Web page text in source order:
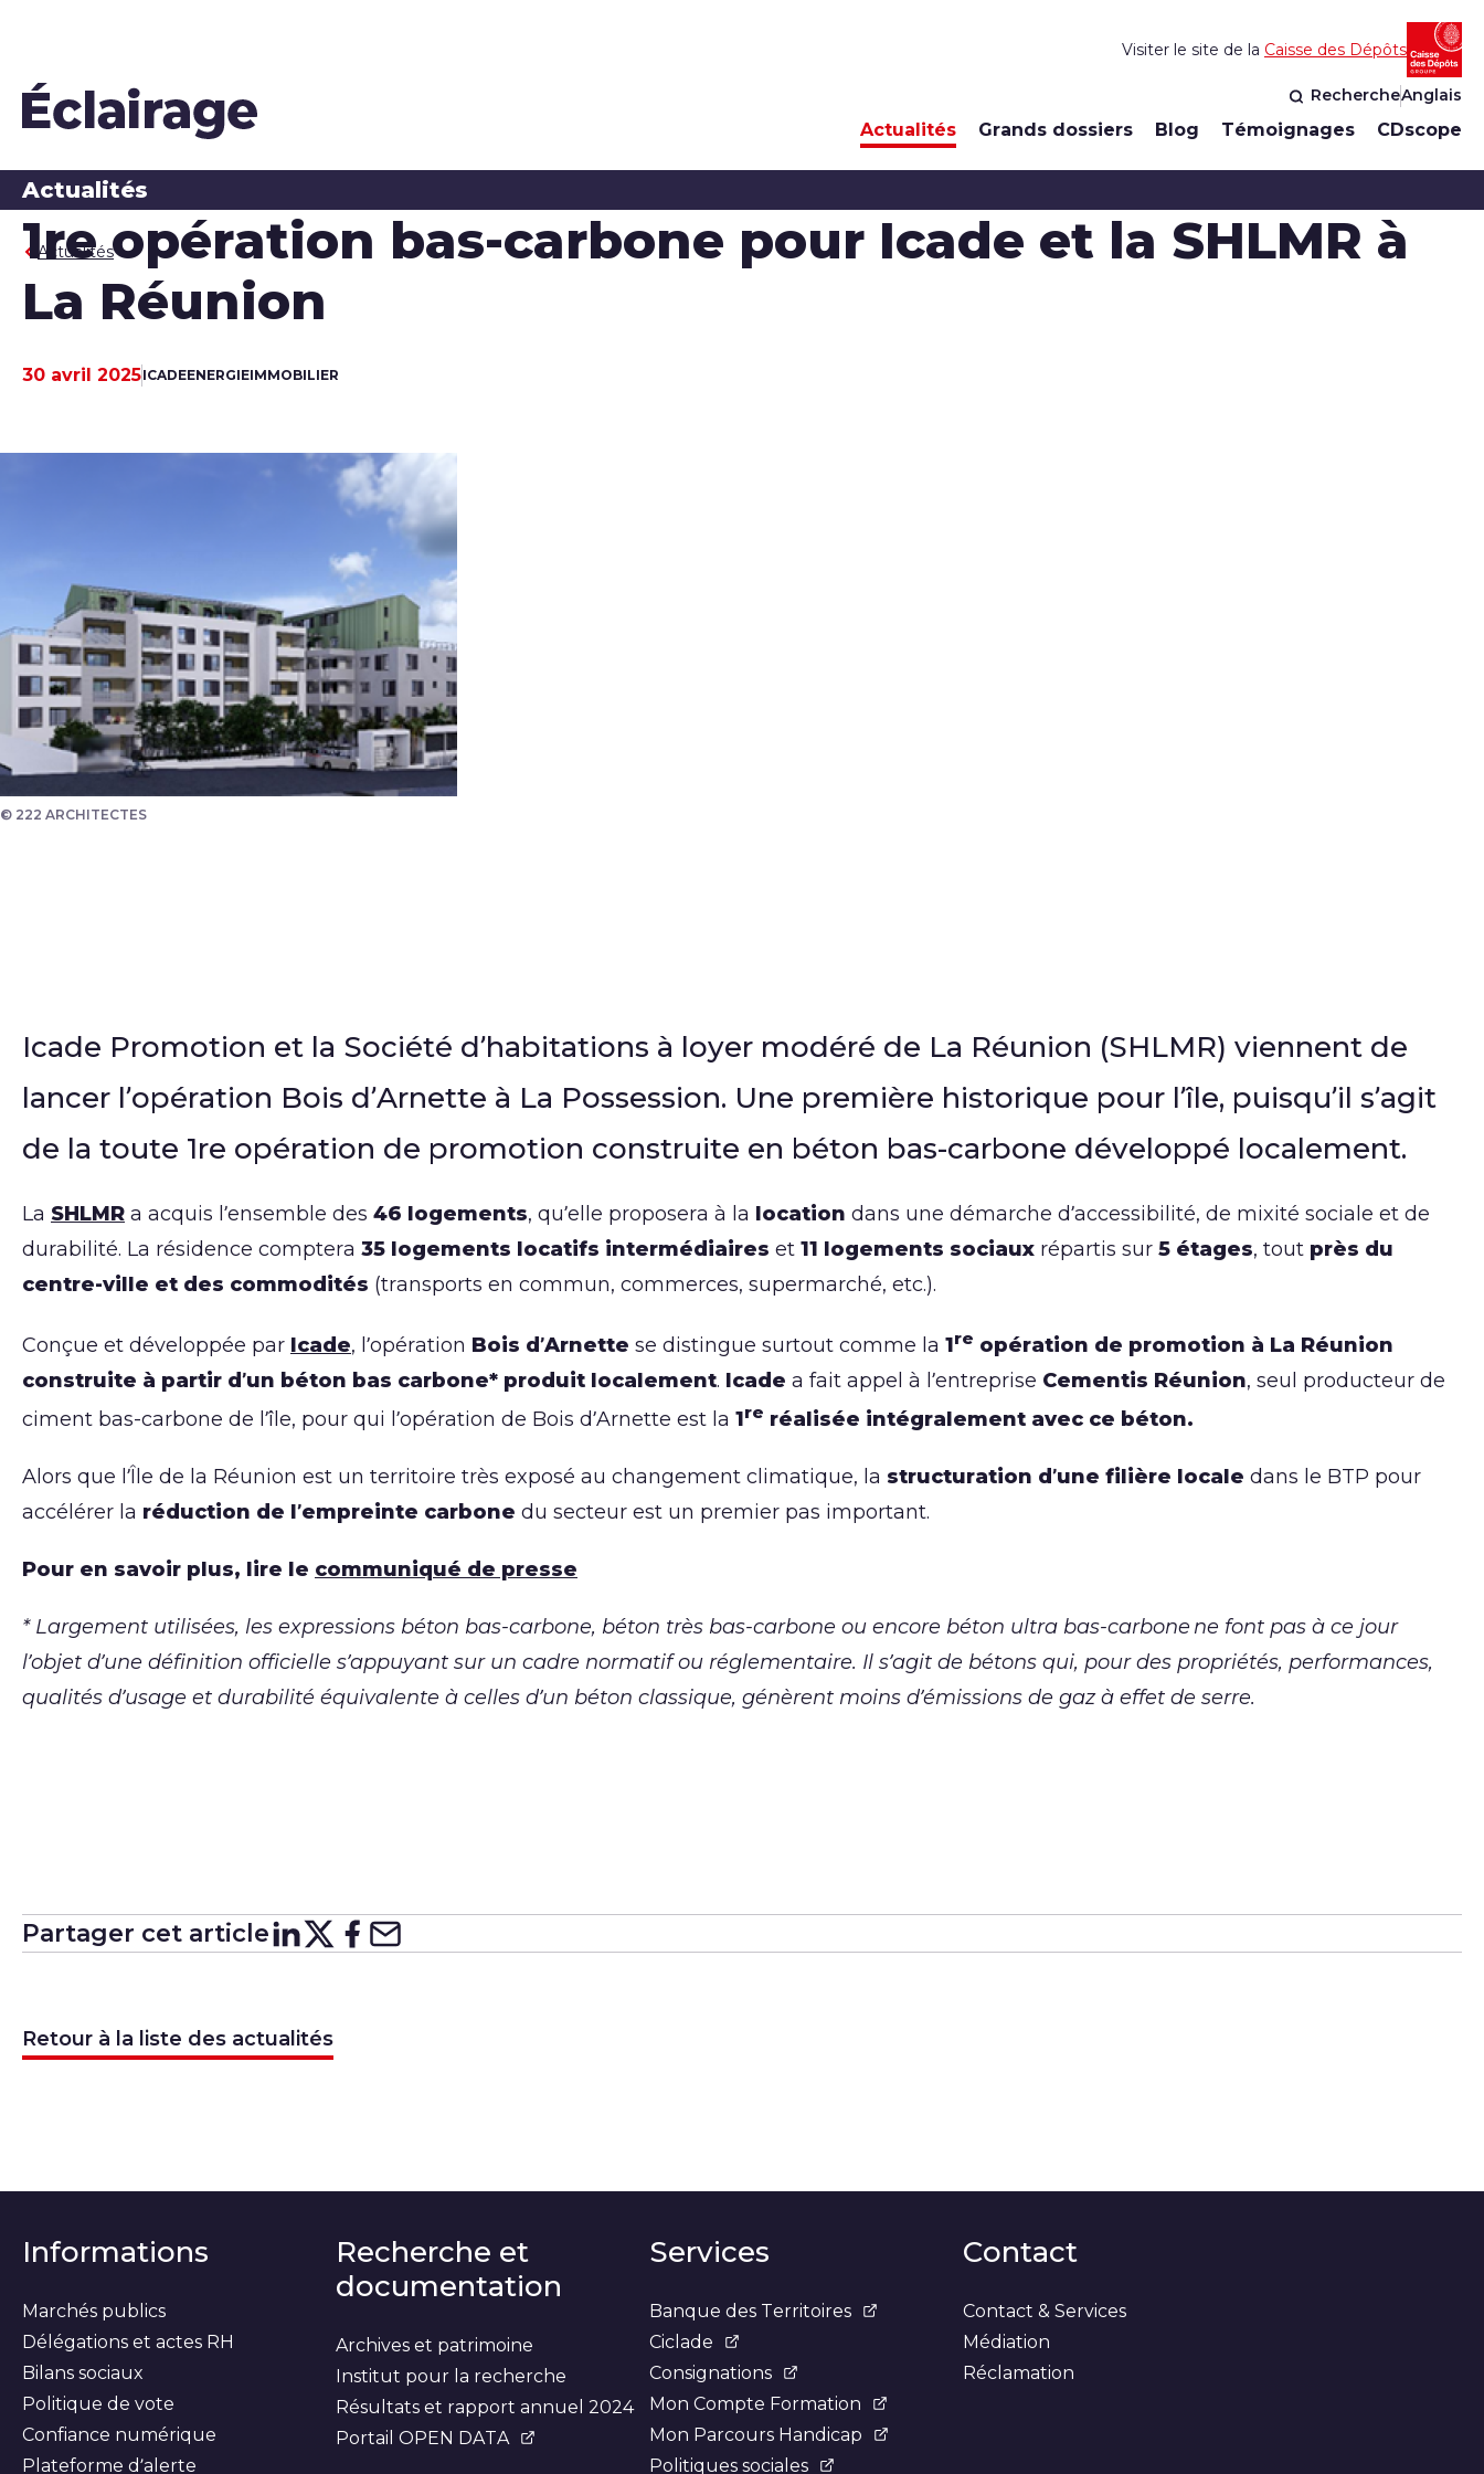
Actualités Grands dossiers Blog Témoignages CDscope
RechercheAnglais
Visiter le site de la Caisse des Dépôts
Actualités
Actualités
1re opération bas-carbone pour Icade et la SHLMR à
La Réunion
Date de publication
30 avril 2025ICADEENERGIEIMMOBILIER
© 222 ARCHITECTES
Icade Promotion et la Société d’habitations à loyer modéré de La Réunion (SHLMR) viennent de
lancer l’opération Bois d’Arnette à La Possession. Une première historique pour l’île, puisqu’il s’agit
de la toute 1re opération de promotion construite en béton bas-carbone développé localement.
La SHLMR a acquis l’ensemble des 46 logements, qu’elle proposera à la location dans une démarche d’accessibilité, de mixité sociale et de
durabilité. La résidence comptera 35 logements locatifs intermédiaires et 11 logements sociaux répartis sur 5 étages, tout près du
centre-ville et des commodités (transports en commun, commerces, supermarché, etc.).
Conçue et développée par Icade, l’opération Bois d’Arnette se distingue surtout comme la 1re opération de promotion à La Réunion
construite à partir d’un béton bas carbone* produit localement. Icade a fait appel à l’entreprise Cementis Réunion, seul producteur de
ciment bas-carbone de l’île, pour qui l’opération de Bois d’Arnette est la 1re réalisée intégralement avec ce béton.
Alors que l’Île de la Réunion est un territoire très exposé au changement climatique, la structuration d’une filière locale dans le BTP pour
accélérer la réduction de l’empreinte carbone du secteur est un premier pas important.
Pour en savoir plus, lire le communiqué de presse
* Largement utilisées, les expressions béton bas-carbone, béton très bas-carbone ou encore béton ultra bas-carbone ne font pas à ce jour
l’objet d’une définition officielle s’appuyant sur un cadre normatif ou réglementaire. Il s’agit de bétons qui, pour des propriétés, performances,
qualités d’usage et durabilité équivalente à celles d’un béton classique, génèrent moins d’émissions de gaz à effet de serre.
Partager cet article Partager surLinkedIn
Partager surX
Partager surFacebook
Partager sur Courriel
Retour à la liste des actualités
Informations
Marchés publics
Délégations et actes RH
Bilans sociaux
Politique de vote
Confiance numérique
Plateforme d’alerte
Recherche et
documentation
Archives et patrimoine
Institut pour la recherche
Résultats et rapport annuel 2024
Portail OPEN DATA
Services
Banque des Territoires
Ciclade
Consignations
Mon Compte Formation
Mon Parcours Handicap
Politiques sociales
Contact
Contact & Services
Médiation
Réclamation